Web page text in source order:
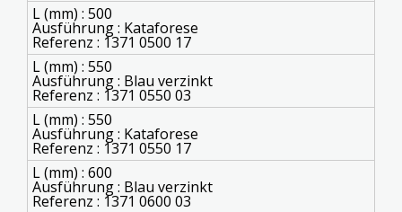
L (mm) : 500
Ausführung : Kataforese
Referenz : 1371 0500 17
L (mm) : 550
Ausführung : Blau verzinkt
Referenz : 1371 0550 03
L (mm) : 550
Ausführung : Kataforese
Referenz : 1371 0550 17
L (mm) : 600
Ausführung : Blau verzinkt
Referenz : 1371 0600 03